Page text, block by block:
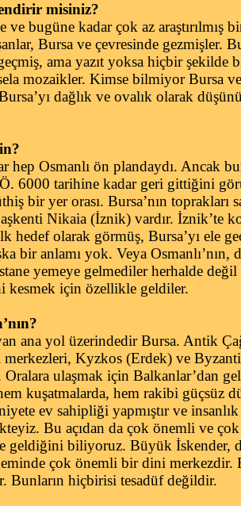
misiniz?
bugüne kadar çok az araştırılmış
Bursa ve çevresinde gezmişler.
ama yazıt yoksa hiçbir
mozaikler. Kimse bilmiyor Bursa
dağlık ve ovalık olarak
hep Osmanlı ön plandaydı. Ancak
6000 tarihine kadar geri gittiğini
bir yer orası. Bursa’nın toprakları
Nikaia (İznik) vardır. İznik’te
hedef olarak görmüş, Bursa’yı ele
bir anlamı yok. Veya Osmanlı’nın,
yemeye gelmediler herhalde
kesmek için özellikle geldiler.
ana yol üzerindedir Bursa. Antik
Kyzkos (Erdek) ve
Oralara ulaşmak için Balkanlar’dan
kuşatmalarda, hem rakibi güçsüz
ev sahipliği yapmıştır ve
Bu açıdan da çok önemli ve çok
geldiğini biliyoruz. Büyük İskender,
çok önemli bir dini merkezdir.
Bunların hiçbirisi tesadüf değildir.